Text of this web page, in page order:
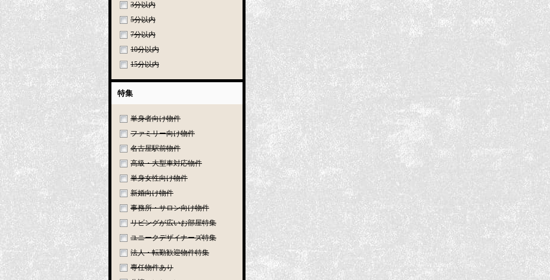
3分以内
5分以内
7分以内
10分以内
15分以内
特集
単身者向け物件
ファミリー向け物件
名古屋駅前物件
高級・大型車対応物件
単身女性向け物件
新婚向け物件
事務所・サロン向け物件
リビングが広いお部屋特集
ユニークデザイナーズ特集
法人・転勤歓迎物件特集
専任物件あり